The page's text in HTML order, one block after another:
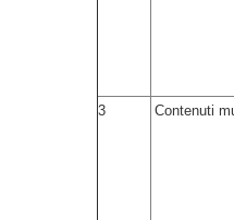
3 Contenuti